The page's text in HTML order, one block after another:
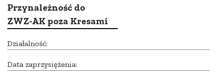
Przynależność do
ZWZ-AK poza Kresami
Działalność:
Data zaprzysiężenia: